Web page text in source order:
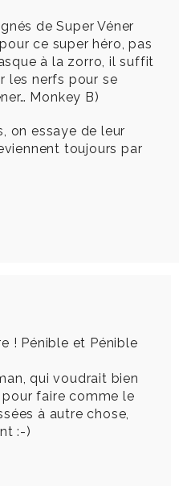
de Super Véner
ce super héro, pas
à la zorro, il suffit
les nerfs pour se
Monkey B)
on essaye de leur
toujours par
! Pénible et Pénible
qui voudrait bien
faire comme le
à autre chose,
:-)